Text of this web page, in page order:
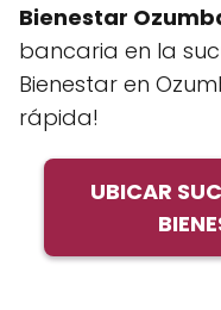
Bienestar
bancaria en la
Bienestar en
rápida!
UBICAR